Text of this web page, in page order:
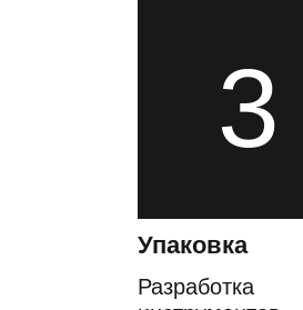
Упаковка
Разработка
3